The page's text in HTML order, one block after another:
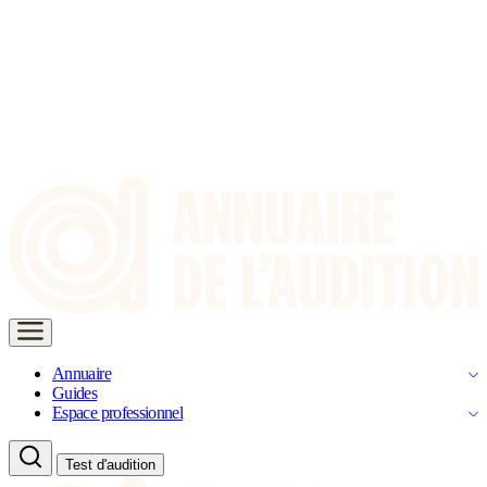
Annuaire
Guides
Espace professionnel
Test d'audition